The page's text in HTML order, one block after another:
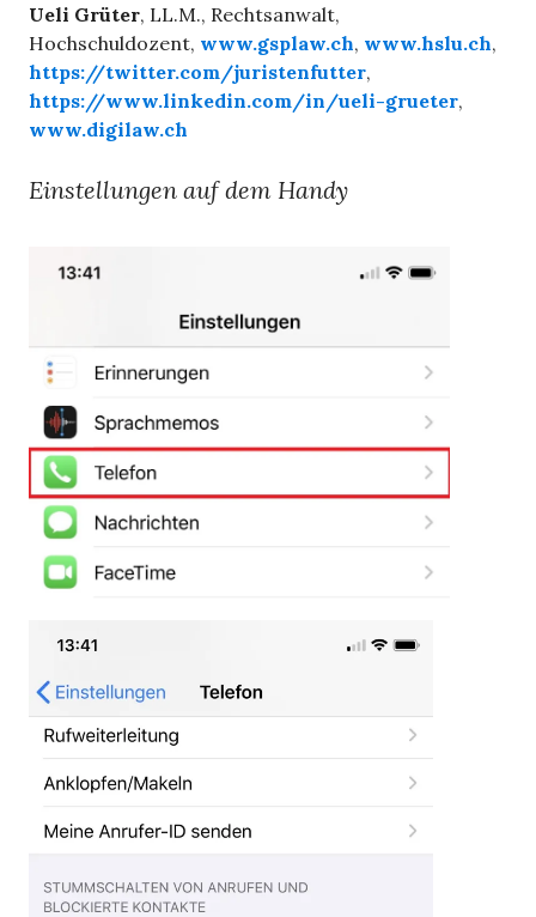
Ueli Grüter, LL.M., Rechtsanwalt,
Hochschuldozent, www.gsplaw.ch, www.hslu.ch,
https://twitter.com/juristenfutter,
https://www.linkedin.com/in/ueli-grueter,
www.digilaw.ch
Einstellungen auf dem Handy